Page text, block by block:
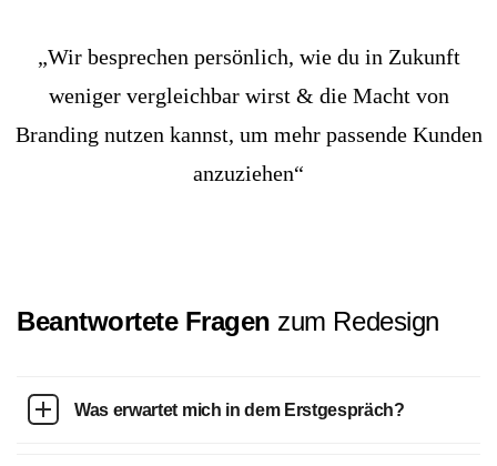
„Wir besprechen persönlich, wie du in Zukunft
weniger vergleichbar wirst & die Macht von
Branding nutzen kannst, um mehr passende Kunden
anzuziehen“
Beantwortete Fragen zum Redesign
Was erwartet mich in dem Erstgespräch?